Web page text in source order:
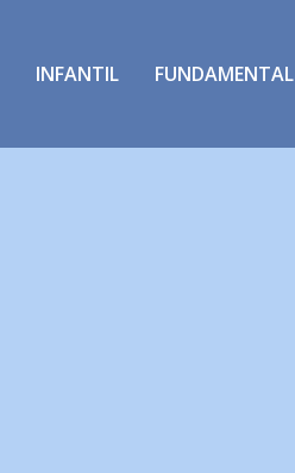
INFANTIL FUNDAMENTAL